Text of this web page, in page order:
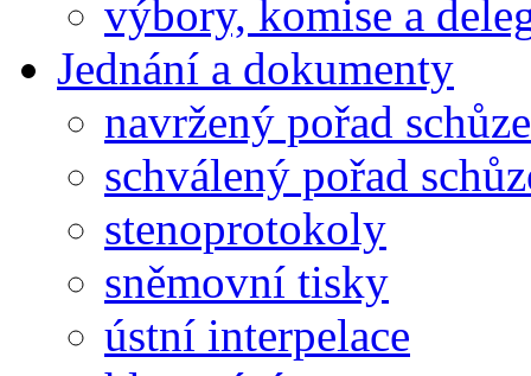
výbory, komise a
Jednání a dokumenty
navržený pořad schůze
schválený pořad
stenoprotokoly
sněmovní tisky
ústní interpelace